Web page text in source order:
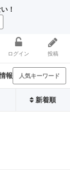
！
ログイン 投稿
報 人気キーワード
新着順